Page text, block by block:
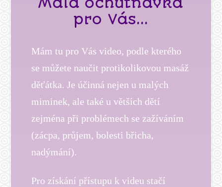
pro Vás...
Mám tu pro Vás video, podle kterého
se můžete naučit protikolikovou masáž
děťátka. Je účinná nejen u malých
miminek, ale také u větších dětí
zejména při problémech se zažíváním
(zácpa, průjem, bolesti břicha,
nadýmání).
Pro získání přístupu k videu stačí